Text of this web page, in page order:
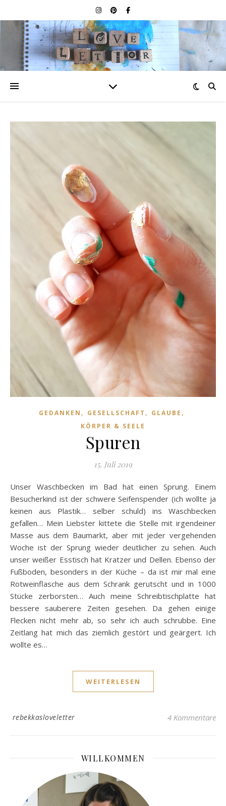
GEDANKEN , GESELLSCHAFT , GLAUBE ,
KÖRPER & SEELE
Spuren
15. Juli 2019
Unser Waschbecken im Bad hat einen Sprung. Einem
Besucherkind ist der schwere Seifenspender (ich wollte ja
keinen aus Plastik… selber schuld) ins Waschbecken
gefallen… Mein Liebster kittete die Stelle mit irgendeiner
Masse aus dem Baumarkt, aber mit jeder vergehenden
Woche ist der Sprung wieder deutlicher zu sehen. Auch
unser weißer Esstisch hat Kratzer und Dellen. Ebenso der
Fußboden, besonders in der Küche – da ist mir mal eine
Rotweinflasche aus dem Schrank gerutscht und in 1000
Stücke zerborsten… Auch meine Schreibtischplatte hat
bessere sauberere Zeiten gesehen. Da gehen einige
Flecken nicht mehr ab, so sehr ich auch schrubbe. Eine
Zeitlang hat mich das ziemlich gestört und geärgert. Ich
wollte es…
WEITERLESEN
rebekkasloveletter 4 Kommentare
WILLKOMMEN